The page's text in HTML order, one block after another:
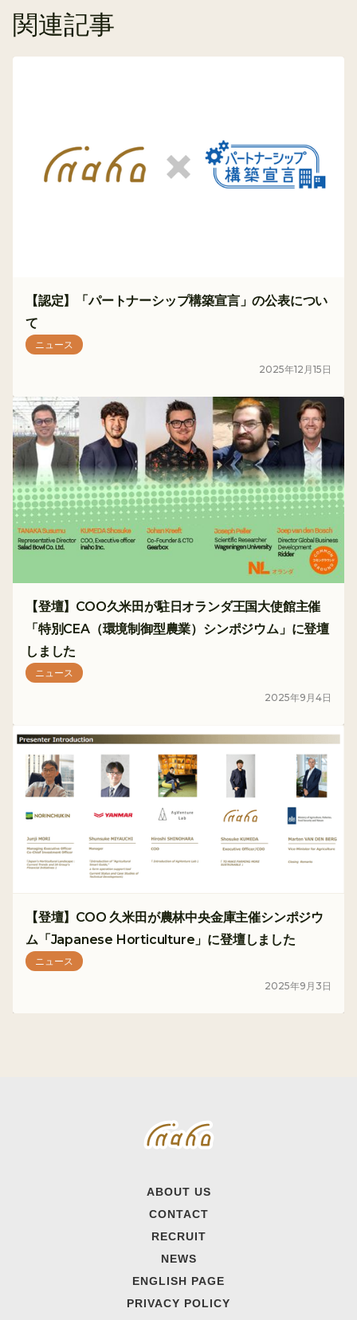
関連記事
【認定】「パートナーシップ構築宣言」の公表につい
て
ニュース
2025年12 月15 日
【登壇】COO久米田が駐日オランダ王国大使館主催
「特別CEA（環境制御型農業）シンポジウム」に登壇
しました
ニュース
2025年9 月4日
【登壇】COO 久米田が農林中央金庫主催シンポジウ
ム「Japanese Horticulture」に登壇しました
ニュース
2025年9 月 3 日
ABOUT US
CONTACT
RECRUIT
NEWS
ENGLISH PAGE
PRIVACY POLICY